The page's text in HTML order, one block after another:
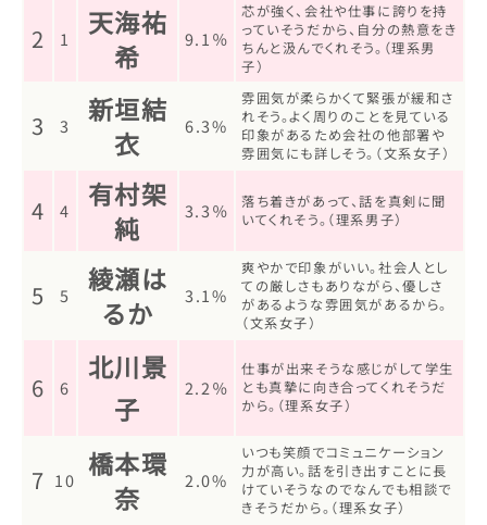
2 1
天海祐
希
9.1％
芯が強く、会社や仕事に誇りを持
っていそうだから、自分の熱意をき
ちんと汲んでくれそう。（理系男
子）
3 3
新垣結
衣
6.3%
雰囲気が柔らかくて緊張が緩和さ
れそう。よく周りのことを見ている
印象があるため会社の他部署や
雰囲気にも詳しそう。（文系女子）
4 4
有村架
純
3.3％
落ち着きがあって、話を真剣に聞
いてくれそう。（理系男子）
5 5
綾瀬は
るか
3.1%
爽やかで印象がいい。社会人とし
ての厳しさもありながら、優しさ
があるような雰囲気があるから。
（文系女子）
6 6
北川景
子
2.2％
仕事が出来そうな感じがして学生
とも真摯に向き合ってくれそうだ
から。（理系女子）
7 10
橋本環
奈
2.0%
いつも笑顔でコミュニケーション
力が高い。話を引き出すことに長
けていそうなのでなんでも相談で
きそうだから。（理系女子）